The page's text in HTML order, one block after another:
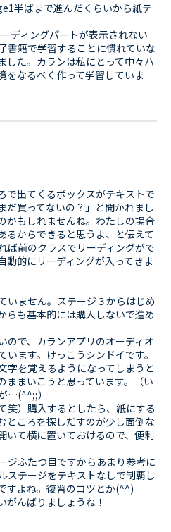
半ばまで進んだくらいから紙テ
ディングパートが表示されない
書籍で学習することに慣れていな
した。カランは私にとって中々ハ
をなるべく作って学習していま
で出てくるボックスがテキストで
だ買ってないの？」と聞かれまし
かもしれませんね。わたしの場合
るからできると思うよ、と伝えて
ば前のクラスでリーディングがで
動的にリーディングが入ってきま
いません。ステージ３からはじめ
らも基本的には購入しないで進め
ので、カランアプリのオーディオ
ます。けっこうシンドイです。
字を覚えるようになってしまうと
ままいこうと思っています。（い
…(^^;;）
笑）購入するとしたら、紙にする
ところを探しだすのが少し面倒な
いて横に置いておけるので、便利
ジふたつ目ですからあまり参考に
ステージをテキストなしで制覇し
すよね。復習のコツとか(^^)
がんばりましょうね！